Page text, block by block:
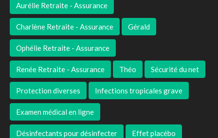
Aurélie Retraite - Assurance
Charlène Retraite - Assurance Gérald
Ophélie Retraite - Assurance
Renée Retraite - Assurance Théo Sécurité du net
Protection diverses Infections tropicales grave
Examen médical en ligne
Désinfectants pour désinfecter Effet placébo